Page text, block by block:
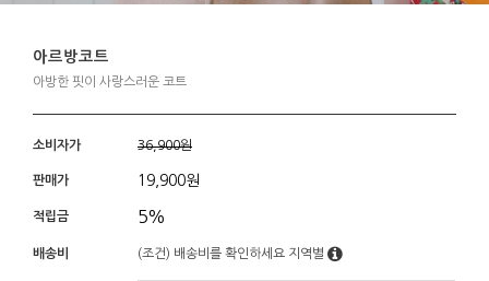
아르방코트
아방한 핏이 사랑스러운 코트
소비자가 36,900원
판매가 19,900원
적립금 5%
배송비 (조건) 배송비를 확인하세요 지역별